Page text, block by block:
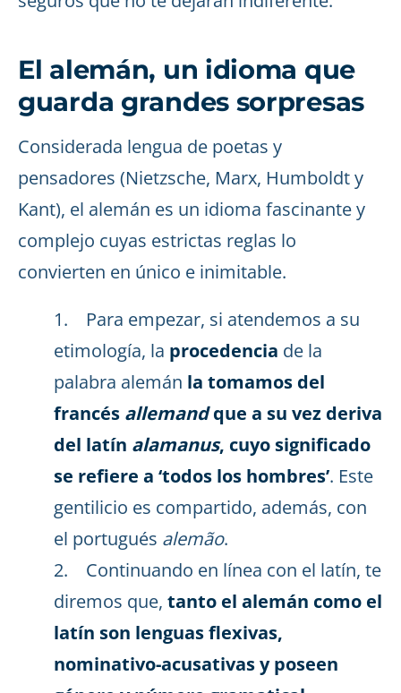
El alemán, un idioma que
guarda grandes sorpresas
Considerada lengua de poetas y
pensadores (Nietzsche, Marx, Humboldt y
Kant), el alemán es un idioma fascinante y
complejo cuyas estrictas reglas lo
convierten en único e inimitable.
1. Para empezar, si atendemos a su
etimología, la procedencia de la
palabra alemán la tomamos del
francés allemandque a su vez deriva
del latín alamanus, cuyo significado
se refiere a ‘todos los hombres’. Este
gentilicio es compartido, además, con
el portugués alemão.
2. Continuando en línea con el latín, te
diremos que, tanto el alemán como el
latín son lenguas flexivas,
nominativo-acusativas y poseen